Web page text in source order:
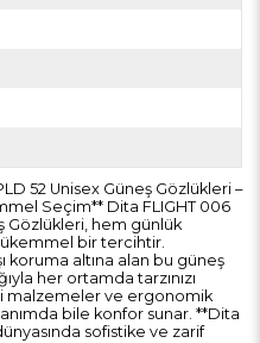
52 Unisex Güneş Gözlükleri –
Seçim** Dita FLIGHT 006
Gözlükleri, hem günlük
bir tercihtir.
koruma altına alan bu güneş
her ortamda tarzınızı
malzemeler ve ergonomik
bile konfor sunar. **Dita
sofistike ve zarif